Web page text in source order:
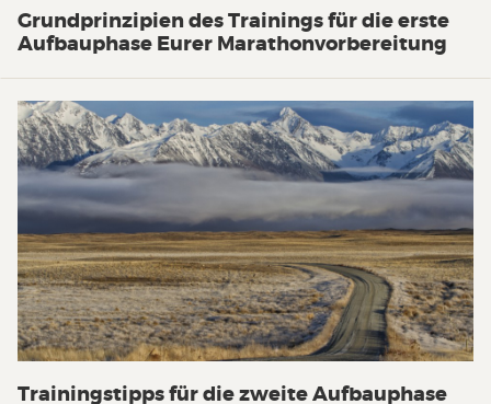
Grundprinzipien des Trainings für die erste
Aufbauphase Eurer Marathonvorbereitung
Trainingstipps für die zweite Aufbauphase